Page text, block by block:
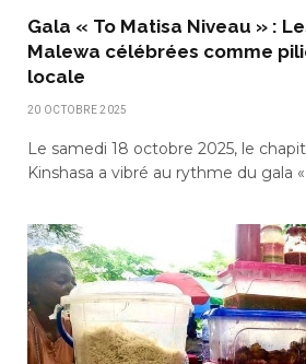
Gala « To Matisa Niveau » :
Malewa célébrées comme
locale
20 OCTOBRE 2025
Le samedi 18 octobre 2025, le
Kinshasa a vibré au rythme du gala